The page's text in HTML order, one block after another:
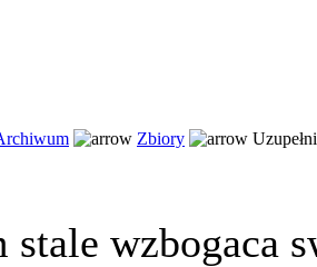
Zbiory
wzbogaca